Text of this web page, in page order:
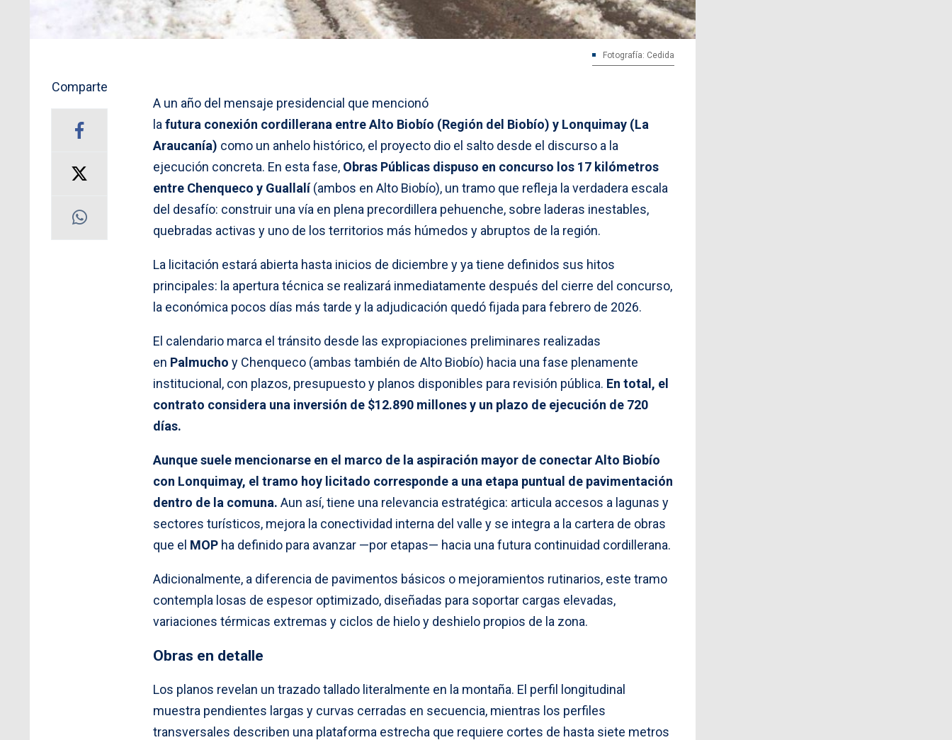
Fotografía: Cedida
Comparte
A un año del mensaje presidencial que mencionó
la futura conexión cordillerana entre Alto Biobío (Región del Biobío) y Lonquimay (La
Araucanía) como un anhelo histórico, el proyecto dio el salto desde el discurso a la
ejecución concreta. En esta fase, Obras Públicas dispuso en concurso los 17 kilómetros
entre Chenqueco y Guallalí(ambos en Alto Biobío), un tramo que refleja la verdadera escala
del desafío: construir una vía en plena precordillera pehuenche, sobre laderas inestables,
quebradas activas y uno de los territorios más húmedos y abruptos de la región.
La licitación estará abierta hasta inicios de diciembre y ya tiene definidos sus hitos
principales: la apertura técnica se realizará inmediatamente después del cierre del concurso,
la económica pocos días más tarde y la adjudicación quedó fijada para febrero de 2026.
El calendario marca el tránsito desde las expropiaciones preliminares realizadas
en Palmucho y Chenqueco (ambas también de Alto Biobío) hacia una fase plenamente
institucional, con plazos, presupuesto y planos disponibles para revisión pública. En total, el
contrato considera una inversión de $12.890 millones y un plazo de ejecución de 720
días.
Aunque suele mencionarse en el marco de la aspiración mayor de conectar Alto Biobío
con Lonquimay, el tramo hoy licitado corresponde a una etapa puntual de pavimentación
dentro de la comuna. Aun así, tiene una relevancia estratégica: articula accesos a lagunas y
sectores turísticos, mejora la conectividad interna del valle y se integra a la cartera de obras
que el MOP ha definido para avanzar —por etapas— hacia una futura continuidad cordillerana.
Adicionalmente, a diferencia de pavimentos básicos o mejoramientos rutinarios, este tramo
contempla losas de espesor optimizado, diseñadas para soportar cargas elevadas,
variaciones térmicas extremas y ciclos de hielo y deshielo propios de la zona.
Obras en detalle
Los planos revelan un trazado tallado literalmente en la montaña. El perfil longitudinal
muestra pendientes largas y curvas cerradas en secuencia, mientras los perfiles
transversales describen una plataforma estrecha que requiere cortes de hasta siete metros